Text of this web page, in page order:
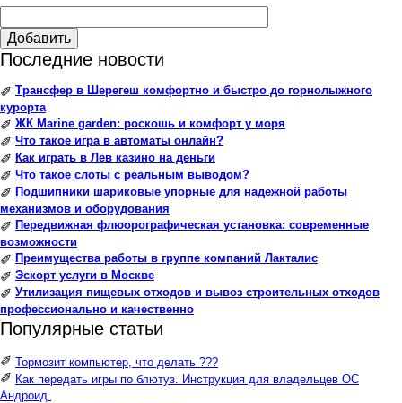
Добавить
Последние новости
✐ Трансфер в Шерегеш комфортно и быстро до горнолыжного
курорта
✐ ЖК Marine garden: роскошь и комфорт у моря
✐ Что такое игра в автоматы онлайн?
✐ Как играть в Лев казино на деньги
✐ Что такое слоты с реальным выводом?
✐ Подшипники шариковые упорные для надежной работы
механизмов и оборудования
✐ Передвижная флюорографическая установка: современные
возможности
✐ Преимущества работы в группе компаний Лакталис
✐ Эскорт услуги в Москве
✐ Утилизация пищевых отходов и вывоз строительных отходов
профессионально и качественно
Популярные статьи
✐ Тормозит компьютер, что делать ???
✐ Как передать игры по блютуз. Инструкция для владельцев ОС
Андроид.